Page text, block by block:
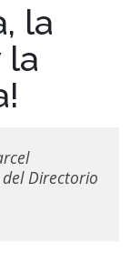
la
la
Directorio